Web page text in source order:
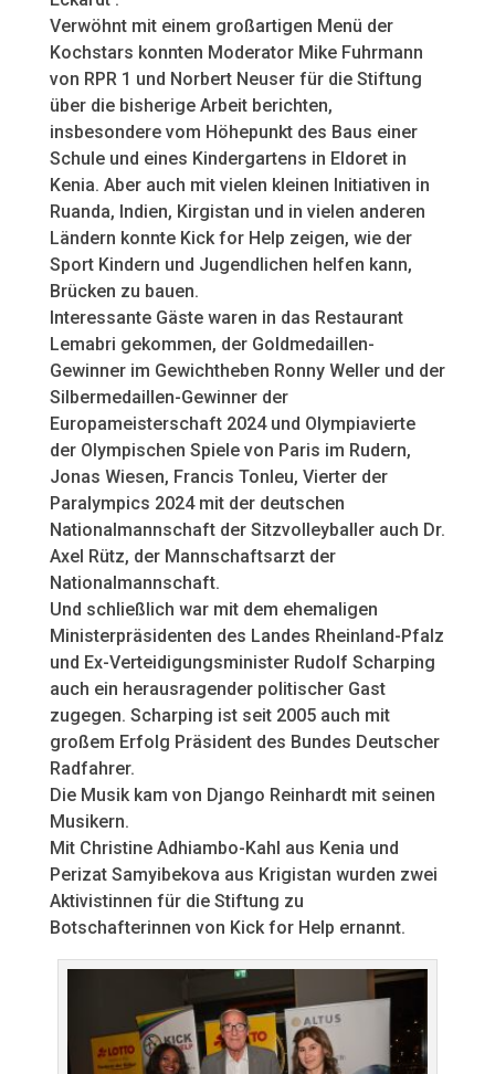
Verwöhnt mit einem großartigen Menü der
Kochstars konnten Moderator Mike Fuhrmann
von RPR 1 und Norbert Neuser für die Stiftung
über die bisherige Arbeit berichten,
insbesondere vom Höhepunkt des Baus einer
Schule und eines Kindergartens in Eldoret in
Kenia. Aber auch mit vielen kleinen Initiativen in
Ruanda, Indien, Kirgistan und in vielen anderen
Ländern konnte Kick for Help zeigen, wie der
Sport Kindern und Jugendlichen helfen kann,
Brücken zu bauen.
Interessante Gäste waren in das Restaurant
Lemabri gekommen, der Goldmedaillen-
Gewinner im Gewichtheben Ronny Weller und der
Silbermedaillen-Gewinner der
Europameisterschaft 2024 und Olympiavierte
der Olympischen Spiele von Paris im Rudern,
Jonas Wiesen, Francis Tonleu, Vierter der
Paralympics 2024 mit der deutschen
Nationalmannschaft der Sitzvolleyballer auch Dr.
Axel Rütz, der Mannschaftsarzt der
Nationalmannschaft.
Und schließlich war mit dem ehemaligen
Ministerpräsidenten des Landes Rheinland-Pfalz
und Ex-Verteidigungsminister Rudolf Scharping
auch ein herausragender politischer Gast
zugegen. Scharping ist seit 2005 auch mit
großem Erfolg Präsident des Bundes Deutscher
Radfahrer.
Die Musik kam von Django Reinhardt mit seinen
Musikern.
Mit Christine Adhiambo-Kahl aus Kenia und
Perizat Samyibekova aus Krigistan wurden zwei
Aktivistinnen für die Stiftung zu
Botschafterinnen von Kick for Help ernannt.